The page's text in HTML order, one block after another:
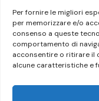
Per fornire le migliori
per memorizzare e/o
consenso a queste
comportamento di
acconsentire o ritirare il
alcune caratteristiche e
Whistleblowing
Il Gruppo Dylog-